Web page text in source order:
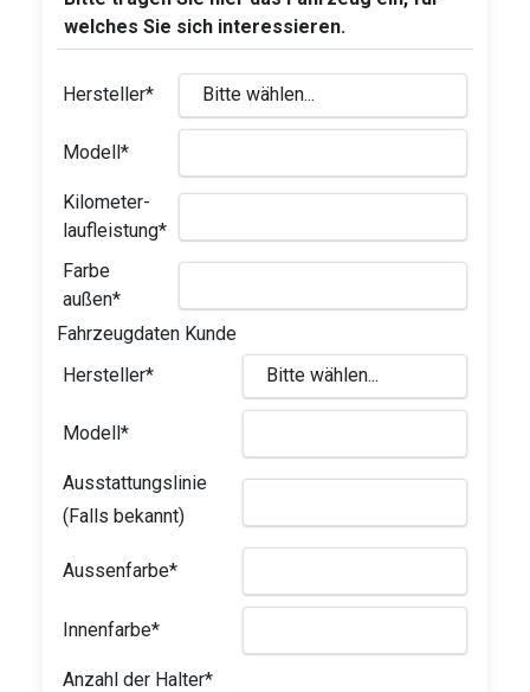
welches Sie sich interessieren.
Hersteller*
Modell*
Kilometer-
laufleistung*
Farbe
außen*
Fahrzeugdaten Kunde
Hersteller*
Modell*
Ausstattungslinie
(Falls bekannt)
Aussenfarbe*
Innenfarbe*
Anzahl der Halter*